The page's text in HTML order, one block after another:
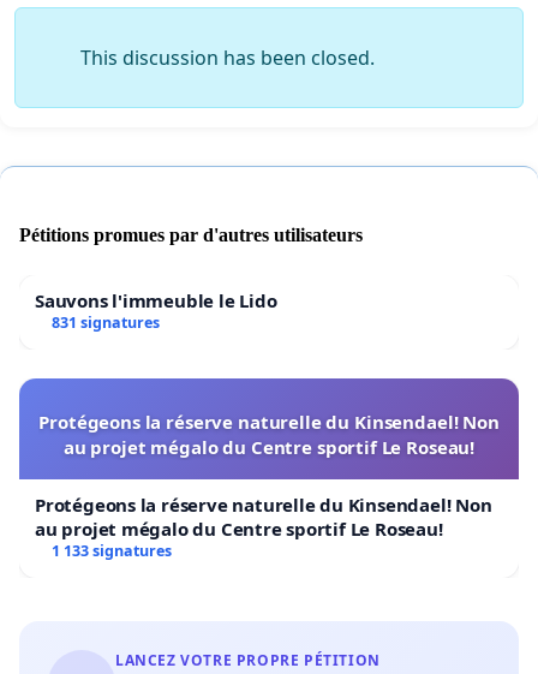
This discussion has been closed.
Pétitions promues par d'autres utilisateurs
Sauvons l'immeuble le Lido
831 signatures
Protégeons la réserve naturelle du Kinsendael! Non
au projet mégalo du Centre sportif Le Roseau!
Protégeons la réserve naturelle du Kinsendael! Non
au projet mégalo du Centre sportif Le Roseau!
1 133 signatures
LANCEZ VOTRE PROPRE PÉTITION